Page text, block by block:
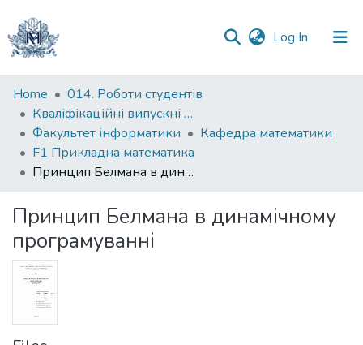
Log In (current)
Communities
&
Collections
All of DSpace
Statistics
Home
014. Роботи студентів
Кваліфікаційні випускні роботи здобувачів вищої освіти бакалаврських програм
Факультет інформатики
Кафедра математики
F1 Прикладна математика
Принцип Белмана в динамічному програмуванні
Принцип Белмана в динамічному
програмуванні